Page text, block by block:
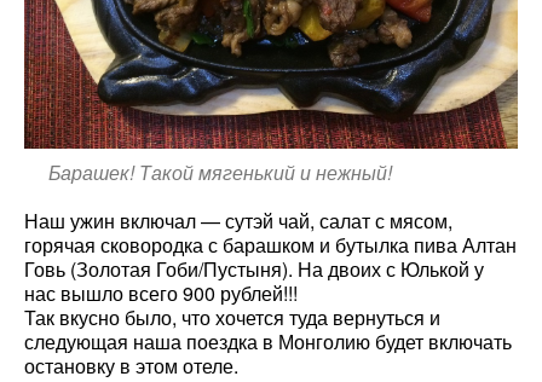
Барашек! Такой мягенький и нежный!
Наш ужин включал — сутэй чай, салат с мясом,
горячая сковородка с барашком и бутылка пива Алтан
Говь (Золотая Гоби/Пустыня). На двоих с Юлькой у
нас вышло всего 900 рублей!!!
Так вкусно было, что хочется туда вернуться и
следующая наша поездка в Монголию будет включать
остановку в этом отеле.